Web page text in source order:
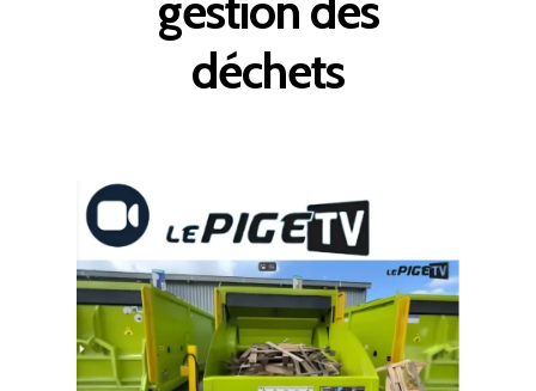
déchets